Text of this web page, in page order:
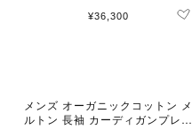
e]
¥36,300
メンズ オーガニックコットン メ
ルトン 長袖 カーディガンプレッ